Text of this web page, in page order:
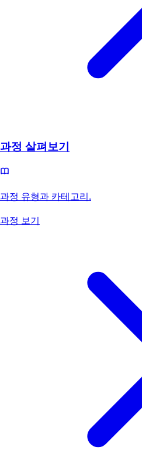
과정 살펴보기
과정 유형과 카테고리.
과정 보기